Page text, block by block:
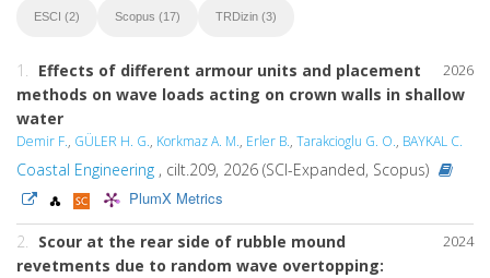
ESCI (2) Scopus (17) TRDizin (3)
2026
1. Effects of different armour units and placement
methods on wave loads acting on crown walls in shallow
water
Demir F., GÜLER H. G., Korkmaz A. M., Erler B., Tarakcioglu G. O., BAYKAL C.
Coastal Engineering , cilt.209, 2026 (SCI-Expanded, Scopus)
PlumX Metrics
2024
2. Scour at the rear side of rubble mound
revetments due to random wave overtopping: